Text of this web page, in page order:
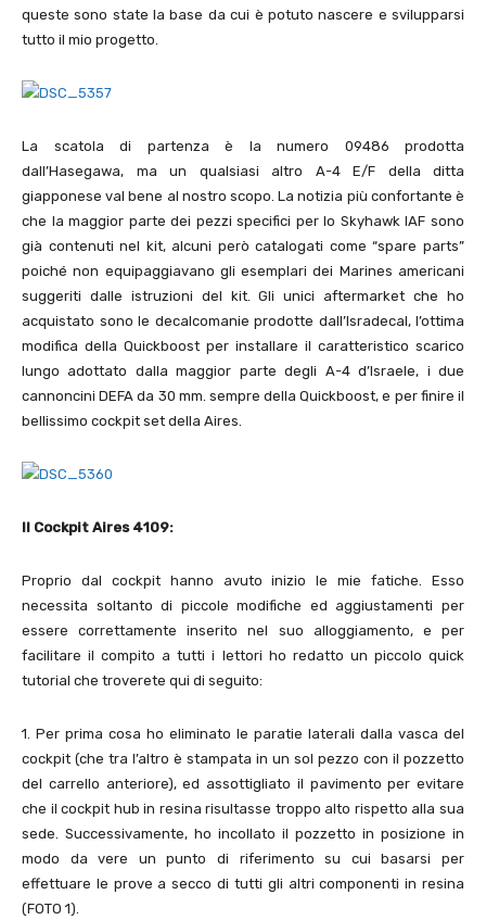
queste sono state la base da cui è potuto nascere e svilupparsi
tutto il mio progetto.
La scatola di partenza è la numero 09486 prodotta
dall’Hasegawa, ma un qualsiasi altro A-4E/F della ditta
giapponese val bene al nostro scopo. La notizia più confortante è
che la maggior parte dei pezzi specifici per lo Skyhawk IAF sono
già contenuti nel kit, alcuni però catalogati come “spare parts”
poiché non equipaggiavano gli esemplari dei Marines americani
suggeriti dalle istruzioni del kit. Gli unici aftermarket che ho
acquistato sono le decalcomanie prodotte dall’Isradecal, l’ottima
modifica della Quickboost per installare il caratteristico scarico
lungo adottato dalla maggior parte degli A-4 d’Israele, i due
cannoncini DEFA da 30 mm. sempre della Quickboost, e per finire il
bellissimo cockpit set della Aires.
Il Cockpit Aires 4109:
Proprio dal cockpit hanno avuto inizio le mie fatiche. Esso
necessita soltanto di piccole modifiche ed aggiustamenti per
essere correttamente inserito nel suo alloggiamento, e per
facilitare il compito a tutti i lettori ho redatto un piccolo quick
tutorial che troverete qui di seguito:
1 . Per prima cosa ho eliminato le paratie laterali dalla vasca del
cockpit (che tra l’altro è stampata in un sol pezzo con il pozzetto
del carrello anteriore), ed assottigliato il pavimento per evitare
che il cockpit hub in resina risultasse troppo alto rispetto alla sua
sede. Successivamente, ho incollato il pozzetto in posizione in
modo da vere un punto di riferimento su cui basarsi per
effettuare le prove a secco di tutti gli altri componenti in resina
(FOTO 1).